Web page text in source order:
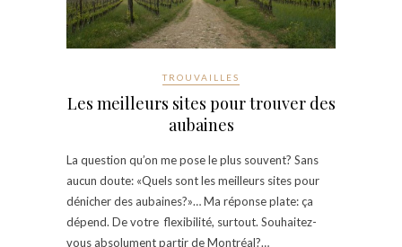
TROUVAILLES
Les meilleurs sites pour trouver des
aubaines
La question qu’on me pose le plus souvent? Sans
aucun doute: «Quels sont les meilleurs sites pour
dénicher des aubaines?»… Ma réponse plate: ça
dépend. De votre flexibilité, surtout. Souhaitez-
vous absolument partir de Montréal?…